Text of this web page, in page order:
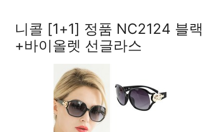
니콜 [1+1] 정품 NC2124 블랙
+바이올렛 선글라스